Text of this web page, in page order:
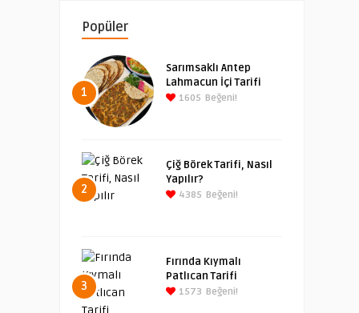
Popüler
1
Sarımsaklı Antep
Lahmacun İçi Tarifi
1605 Beğeni!
2
Çiğ Börek Tarifi, Nasıl
Yapılır?
4385 Beğeni!
3
Fırında Kıymalı
Patlıcan Tarifi
1573 Beğeni!